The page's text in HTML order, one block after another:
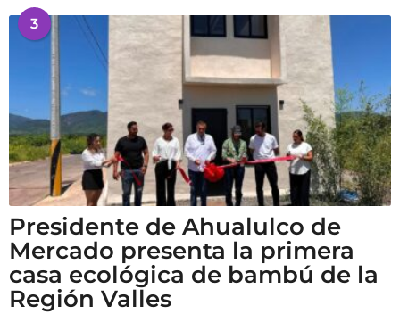
3
Presidente de Ahualulco de
Mercado presenta la primera
casa ecológica de bambú de la
Región Valles